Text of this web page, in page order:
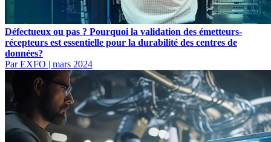
Défectueux ou pas ? Pourquoi la validation des émetteurs-
récepteurs est essentielle pour la durabilité des centres de
données?
Par EXFO | mars 2024